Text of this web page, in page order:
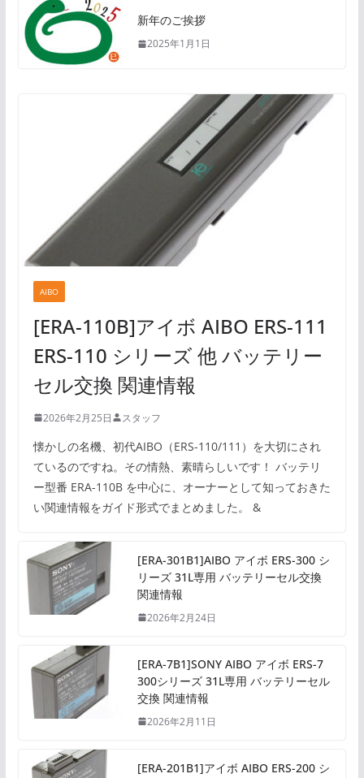
新年のご挨拶
2025年1月1日
AIBO
[ERA-110B]アイボ AIBO ERS-111
ERS-110 シリーズ 他 バッテリー
セル交換 関連情報
2026年2月25日 スタッフ
懐かしの名機、初代AIBO（ERS-110/111）を大切にされ
ているのですね。その情熱、素晴らしいです！ バッテリ
ー型番 ERA-110B を中心に、オーナーとして知っておきた
い関連情報をガイド形式でまとめました。 &
[ERA-301B1]AIBO アイボ ERS-300 シ
リーズ 31L専用 バッテリーセル交換
関連情報
2026年2月24日
[ERA-7B1]SONY AIBO アイボ ERS-7
300シリーズ 31L専用 バッテリーセル
交換 関連情報
2026年2月11日
[ERA-201B1]アイボ AIBO ERS-200 シ